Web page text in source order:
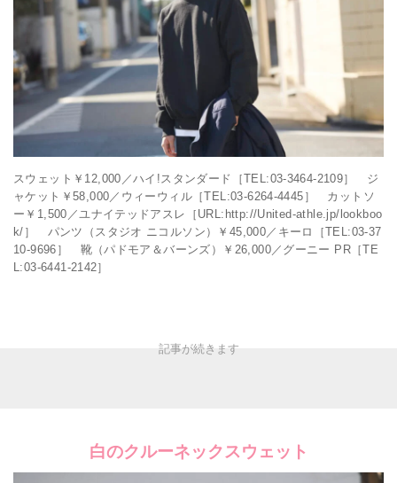
スウェット￥12,000／ハイ!スタンダード［TEL:03-3464-2109］ ジ
ャケット￥58,000／ウィーウィル［TEL:03-6264-4445］ カットソ
ー￥1,500／ユナイテッドアスレ［URL:http://United-athle.jp/lookboo
k/］ パンツ（スタジオ ニコルソン）￥45,000／キーロ［TEL:03-37
10-9696］ 靴（パドモア＆バーンズ）￥26,000／グーニー PR［TE
L:03-6441-2142］
白のクルーネックスウェット